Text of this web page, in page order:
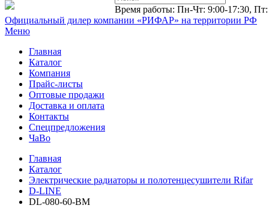
Время работы: Пн-Чт: 9:00-17:30, Пт:
Официальный дилер компании «РИФАР» на территории РФ
Меню
Главная
Каталог
Компания
Прайс-листы
Оптовые продажи
Доставка и оплата
Контакты
Спецпредложения
ЧаВо
Главная
Каталог
Электрические радиаторы и полотенцесушители Rifar
D-LINE
DL-080-60-BM